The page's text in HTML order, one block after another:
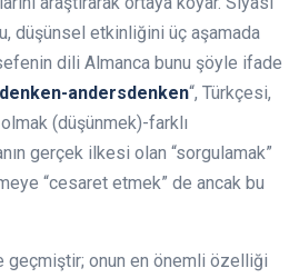
düşünsel etkinliğini üç aşamada
dili Almanca bunu şöyle ifade
andersdenken“, Türkçesi,
(düşünmek)-farklı
gerçek ilkesi olan “sorgulamak”
“cesaret etmek” de ancak bu
geçmiştir; onun en önemli özelliği